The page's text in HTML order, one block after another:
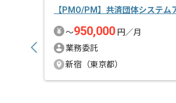
【PMO/PM】共済団体システ
〜950,000 円／月
業務委託
新宿（東京都）